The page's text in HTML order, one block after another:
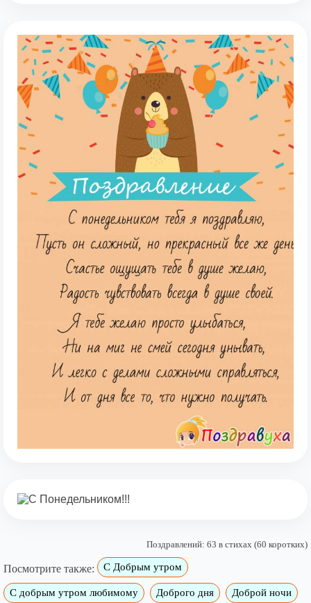
Поздравлений: 63 в стихах (60 коротких)
Посмотрите также: С Добрым утром
C добрым утром любимому Доброго дня Доброй ночи